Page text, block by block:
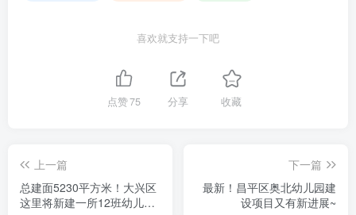
建设项目名称：昌平区沙河高教园区四期（二）
地块土地一级开发项目CP01-0302-0002、
0003、0004、0009、0010、0012、0008、
喜欢就支持一下吧
点赞75 分享 收藏
上一篇
总建面5230平方米！大兴区
这里将新建一所12班幼儿
下一篇
最新！昌平区奥北幼儿园建
设项目又有新进展~